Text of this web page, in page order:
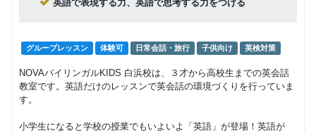
英語で表現する力、英語で思考する力をつける
グループレッスン 体験可 日常会話・旅行 子供向け 英検対策
NOVAバイリンガルKIDS 白浜校は、３才から高校生までの英会話
教室です。英語だけのレッスンで英会話の環境づくりを行っていま
す。
小学生になると学校の授業でもいよいよ「英語」が登場！英語が